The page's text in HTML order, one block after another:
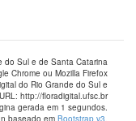
do Sul e de Santa Catarina
Chrome ou Mozilla Firefox
do Rio Grande do Sul e
http://floradigital.ufsc.br
gerada em 1 segundos.